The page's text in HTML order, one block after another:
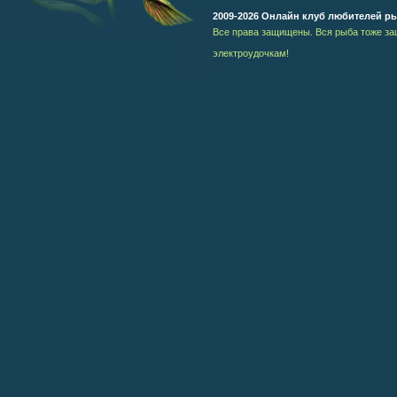
2009-2026 Онлайн клуб любителей
Все права защищены. Вся рыба тоже
электроудочкам!